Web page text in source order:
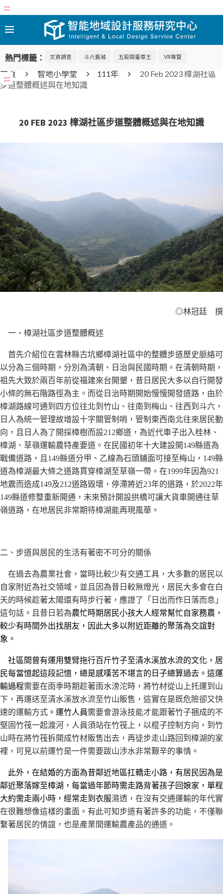
:::
熱門標籤： 文資調查 斗六舊城 五股開臺尊王 VR導覽
:::
首頁 智地小學堂 111年
20 Feb 2023 樟湖社區
步道整體概述與在地知識
20 FEB 2023 樟湖社區步道整體概述與在地知識
◎林冠廷 撰
一、樟湖社區步道整體概述
首先介紹位在雲林縣古坑鄉樟湖社區中的整體步道歷史脈絡可
以分為三個時期，分別為清朝、日治與民國時期。在清朝時期，
祖先大致於兩百年前從福建來台開墾，昔日居民大多以自行開發
小條的無石階路徑為主。而從日治時期開始慢慢開發道路，由於
樟湖路線可通到四方位往北到竹山、往南到梅山、往西到斗六，
日人為統一管理故增設十字關管制哨，管制東西南北往來居民動
向，且日人為了開採樟樹而設212鄉道，為近代車子出入桂林、
樟湖、草嶺運輸農特產要道。在民國初年十大建設開149縣道為
戰備道路，且149縣道分甲、乙線為石頭鋪面可接至梅山，149縣
道為樟湖最大條之道路貫穿樟湖至草嶺一帶。在1999年因為921
地震而造成149及212道路毀壞，停滯將近23年的道路，於2022年
149縣道修整重新開通，未來預計開設拱橋可讓大貨車開通往草
嶺道路，在地居民非常期待樟湖能再現風華。
二、步道與居民的生活有著密不可分的關係
在過去為農業社會，當時比較少有交通工具，大多數的居民以
自家附近為社交領域，並且因為昔日較無燈光，居民大多會在白
天的時候趁著太陽還有時步行著，應證了「日出而作日落而息」
這句話。且昔日若為農忙時期居民小孩大人經常幫忙自家務農，
較少有時間外出找朋友，因此大多以附近距離的聚落為交誼對
象。
社區間曾有運用雙臂拖行百斤竹子至清水溪放水流的文化，居
民每當憶起這段記憶，總是感嘆苦不堪言的日子總算過去。這運
輸過程需要在雨季時期趁著雨水滂沱時，將竹材從山上托運到山
下，再運送至清水溪放水流至竹山販售，這實在是既危險卻又快
速的運輸方式 。運竹人員需要會游泳技能才能跟著竹子捆成的不
堅固竹筏一起渡河，人員須站在竹筏上，以棍子控制方向，到竹
山時在將竹筏拆開成竹材販售出去，再徒步走山路回到樟湖的家
裡，可見以前運竹是一件需要跋山涉水非常艱辛的事情。
此外，在結婚的方面為昔鄰近地區扛轎走小路，有居民因為是
鄰近聚落嫁至樟湖，每當過年節時需走路背著孩子回娘家，單程
大約需走兩小時，經常走到衣服濕透，在沒有交通運輸的年代實
在很難想像這樣的畫面。有此可知步道有著許多的功能，不僅聯
繫著居民的情誼，也是產業間運輸農產品的通道。